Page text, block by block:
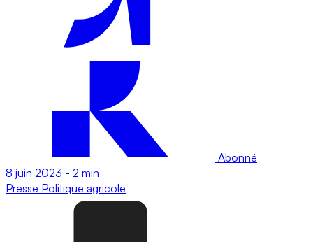
Abonné
8 juin 2023 - 2 min
Presse Politique agricole